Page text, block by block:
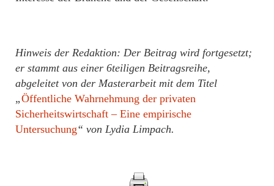
Hinweis der Redaktion: Der Beitrag wird fortgesetzt;
er stammt aus einer 6teiligen Beitragsreihe,
abgeleitet von der Masterarbeit mit dem Titel
„Öffentliche Wahrnehmung der privaten
Sicherheitswirtschaft – Eine empirische
Untersuchung“ von Lydia Limpach.